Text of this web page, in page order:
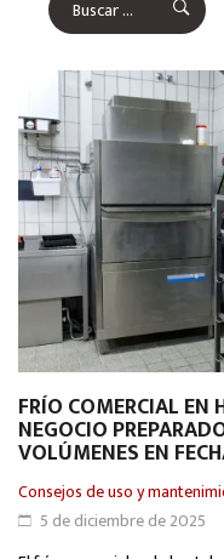
FRÍO COMERCIAL EN
NEGOCIO
VOLÚMENES EN
Consejos de uso y
5 de diciembre de 2025